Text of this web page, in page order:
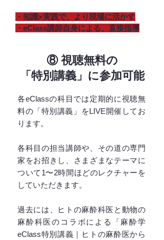
・知識×実践で、より現場に活かす
・eClass講師自身による、直接指導
⑧ 視聴無料の
「特別講義」に参加可能
各eClassの科目では定期的に視聴無
料の「特別講義」をLIVE開催してお
ります。
各科目の担当講師や、その道の専門
家をお招きし、さまざまなテーマに
ついて1〜2時間ほどのレクチャーを
していただきます。
過去には、ヒトの麻酔科医と動物の
麻酔科医のコラボによる「麻酔学
eClass特別講義｜ヒトの麻酔医から